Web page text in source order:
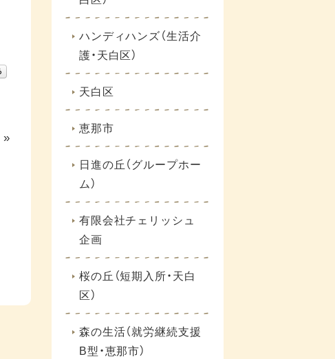
»
ハンディハンズ（生活介
護・天白区）
天白区
恵那市
日進の丘（グループホー
ム）
有限会社チェリッシュ
企画
桜の丘（短期入所・天白
区）
森の生活（就労継続支援
B型・恵那市）